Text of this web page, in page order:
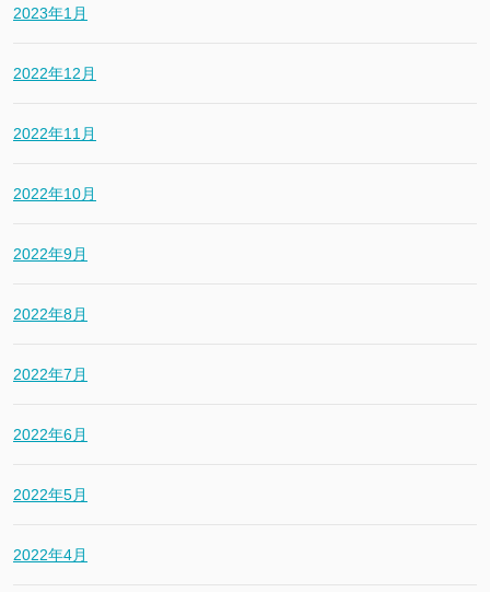
2023年1月
2022年12月
2022年11月
2022年10月
2022年9月
2022年8月
2022年7月
2022年6月
2022年5月
2022年4月